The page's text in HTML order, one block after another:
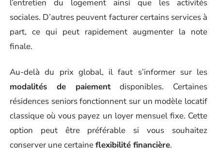
l’entretien du logement ainsi que les activités
sociales. D’autres peuvent facturer certains services à
part, ce qui peut rapidement augmenter la note
finale.
Au-delà du prix global, il faut s’informer sur les
modalités de paiementdisponibles. Certaines
résidences seniors fonctionnent sur un modèle locatif
classique où vous payez un loyer mensuel fixe. Cette
option peut être préférable si vous souhaitez
conserver une certaineflexibilité financière.